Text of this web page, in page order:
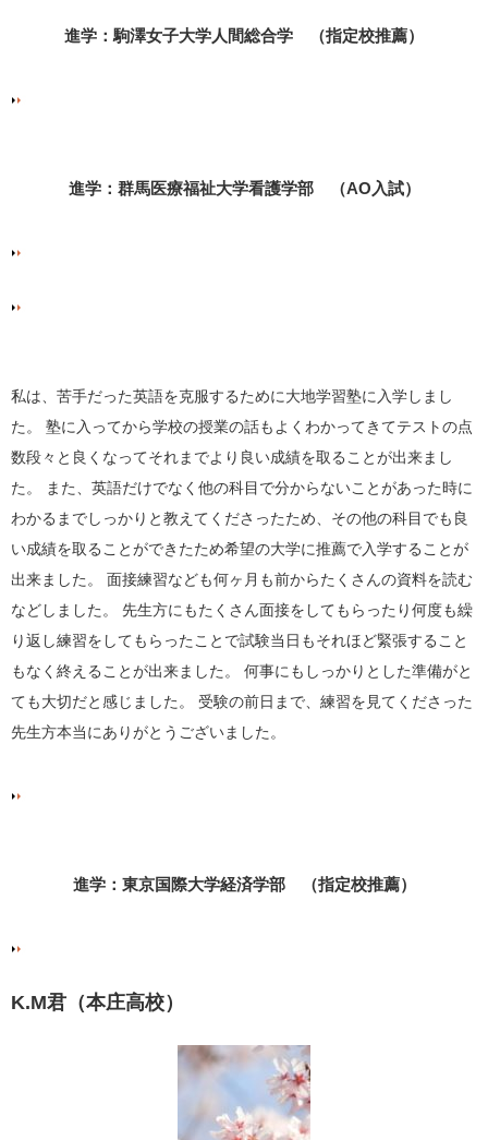
進学：駒澤女子大学人間総合学 （指定校推薦）
進学：群馬医療福祉大学看護学部 （AO入試）
私は、苦手だった英語を克服するために大地学習塾に入学しまし
た。 塾に入ってから学校の授業の話もよくわかってきてテストの点
数段々と良くなってそれまでより良い成績を取ることが出来まし
た。 また、英語だけでなく他の科目で分からないことがあった時に
わかるまでしっかりと教えてくださったため、その他の科目でも良
い成績を取ることができたため希望の大学に推薦で入学することが
出来ました。 面接練習なども何ヶ月も前からたくさんの資料を読む
などしました。 先生方にもたくさん面接をしてもらったり何度も繰
り返し練習をしてもらったことで試験当日もそれほど緊張すること
もなく終えることが出来ました。 何事にもしっかりとした準備がと
ても大切だと感じました。 受験の前日まで、練習を見てくださった
先生方本当にありがとうございました。
進学：東京国際大学経済学部 （指定校推薦）
K.M君（本庄高校）